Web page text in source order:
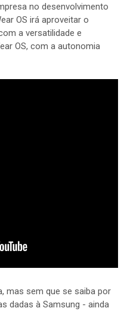
no desenvolvimento
OS irá aproveitar o
a versatilidade e
OS, com a autonomia
mas sem que se saiba por
dadas à Samsung - ainda